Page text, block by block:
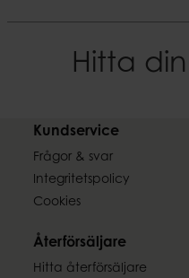
Hitta din
Kundservice
Frågor & svar
Integritetspolicy
Cookies
Återförsäljare
Hitta återförsäljare